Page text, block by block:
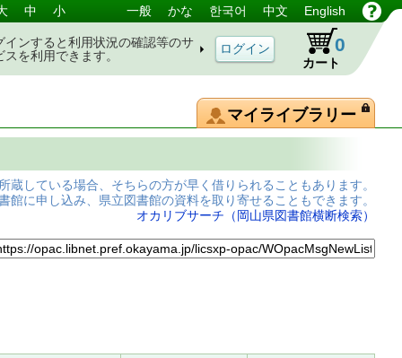
中 小 一般 かな 한국어 中文 English
インすると利用状況の確認等のサ
スを利用できます。
カート
0
マイライブラリー
蔵している場合、そちらの方が早く借りられることもあります。
館に申し込み、県立図書館の資料を取り寄せることもできます。
オカリブサーチ（岡山県図書館横断検索）